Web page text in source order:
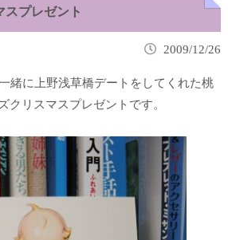
スプレゼント
2009/12/26
緒に上野浅草橋デートをしてくれた桃
クリスマスプレゼントです。